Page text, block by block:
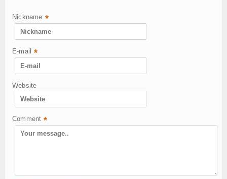
Nickname *
E-mail *
Website
Comment *